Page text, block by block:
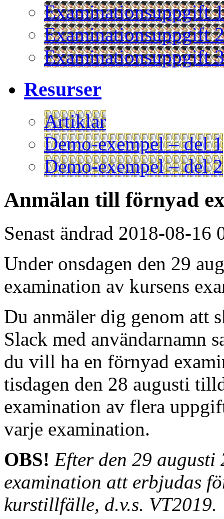
Examinationsuppgift 1
Examinationsuppgift 2
Examinationsuppgift 3
Resurser
Artiklar
Demo-exempel – del 1
Demo-exempel – del 2
Anmälan till förnyad
Senast ändrad 2018-08-16
Under onsdagen den 29
examination av kursens
Du anmäler dig genom att
Slack med användarnamn
du vill ha en förnyad
tisdagen den 28 augusti
examination av flera
varje examination.
OBS! Efter den 29 augusti
examination att erbjudas
kurstillfälle, d.v.s. VT2019.